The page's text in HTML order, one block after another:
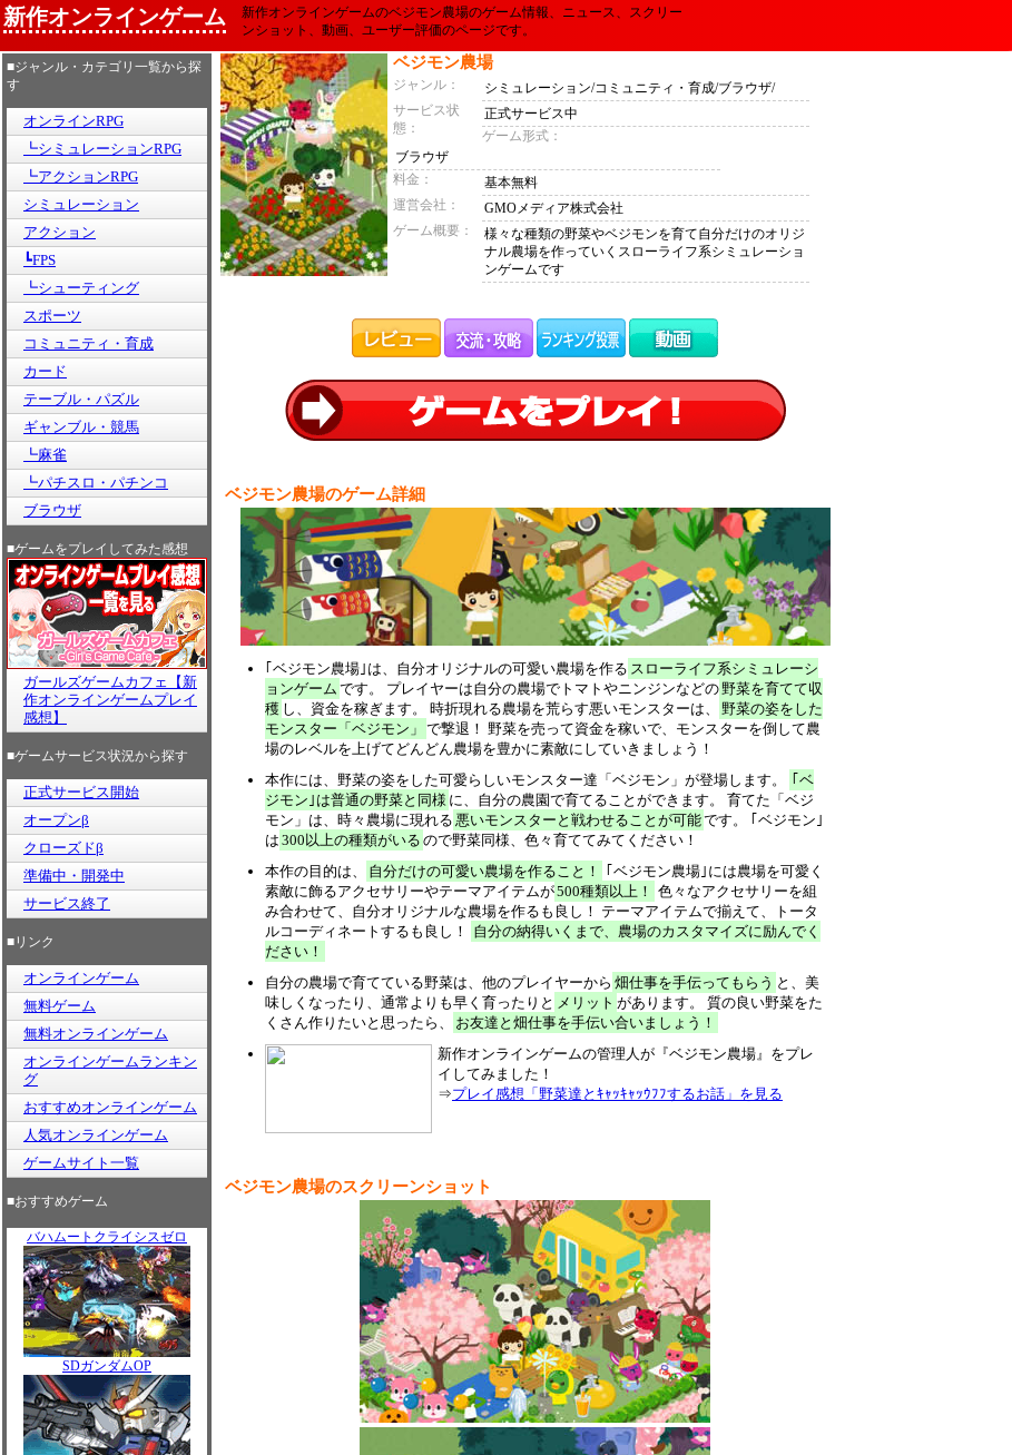
新作オンラインゲーム
新作オンラインゲームのベジモン農場のゲーム情報、ニュース、スクリー
ンショット、動画、ユーザー評価のページです。
■ジャンル・カテゴリ一覧から探
す
オンラインRPG
┗シミュレーションRPG
┗アクションRPG
シミュレーション
アクション
┗FPS
┗シューティング
スポーツ
コミュニティ・育成
カード
テーブル・パズル
ギャンブル・競馬
┗麻雀
┗パチスロ・パチンコ
ブラウザ
■ゲームをプレイしてみた感想
ガールズゲームカフェ【新
作オンラインゲームプレイ
感想】
■ゲームサービス状況から探す
正式サービス開始
オープンβ
クローズドβ
準備中・開発中
サービス終了
■リンク
オンラインゲーム
無料ゲーム
無料オンラインゲーム
オンラインゲームランキン
グ
おすすめオンラインゲーム
人気オンラインゲーム
ゲームサイト一覧
■おすすめゲーム
バハムートクライシスゼロ
SDガンダムOP
ベジモン農場
ジャンル：
シミュレーション/コミュニティ・育成/ブラウザ/
サービス状
態：
正式サービス中
ゲーム形式：
ブラウザ
料金：
基本無料
運営会社：
GMOメディア株式会社
ゲーム概要：
様々な種類の野菜やベジモンを育て自分だけのオリジ
ナル農場を作っていくスローライフ系シミュレーショ
ンゲームです
ベジモン農場のゲーム詳細
｢ベジモン農場｣は、自分オリジナルの可愛い農場を作る スローライフ系シミュレーシ
ョンゲーム です。 プレイヤーは自分の農場でトマトやニンジンなどの野菜を育てて収
穫 し、資金を稼ぎます。 時折現れる農場を荒らす悪いモンスターは、
野菜の姿をした
モンスター「ベジモン」 で撃退！ 野菜を売って資金を稼いで、モンスターを倒して農
場のレベルを上げてどんどん農場を豊かに素敵にしていきましょう！
本作には、野菜の姿をした可愛らしいモンスター達「ベジモン」が登場します。
｢ベ
ジモン｣は普通の野菜と同様 に、自分の農園で育てることができます。 育てた「ベジ
モン」は、時々農場に現れる 悪いモンスターと戦わせることが可能です。 ｢ベジモン｣
は 300以上の種類がいる ので野菜同様、色々育ててみてください！
本作の目的は、
自分だけの可愛い農場を作ること！
｢ベジモン農場｣には農場を可愛く
素敵に飾るアクセサリーやテーマアイテムが500種類以上！
色々なアクセサリーを組
み合わせて、自分オリジナルな農場を作るも良し！ テーマアイテムで揃えて、トータ
ルコーディネートするも良し！
自分の納得いくまで、農場のカスタマイズに励んでく
ださい！
自分の農場で育てている野菜は、他のプレイヤーから 畑仕事を手伝ってもらう と、美
味しくなったり、通常よりも早く育ったりと メリット があります。 質の良い野菜をた
くさん作りたいと思ったら、
お友達と畑仕事を手伝い合いましょう！
新作オンラインゲームの管理人が『ベジモン農場』をプレ
イしてみました！
⇒プレイ感想「野菜達とｷｬｯｷｬｯｳﾌﾌするお話」を見る
ベジモン農場のスクリーンショット